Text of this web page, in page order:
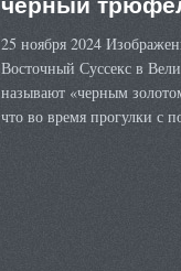
25 ноября 2024
Восточный Суссекс в
называют «черным
что во время прогулки с